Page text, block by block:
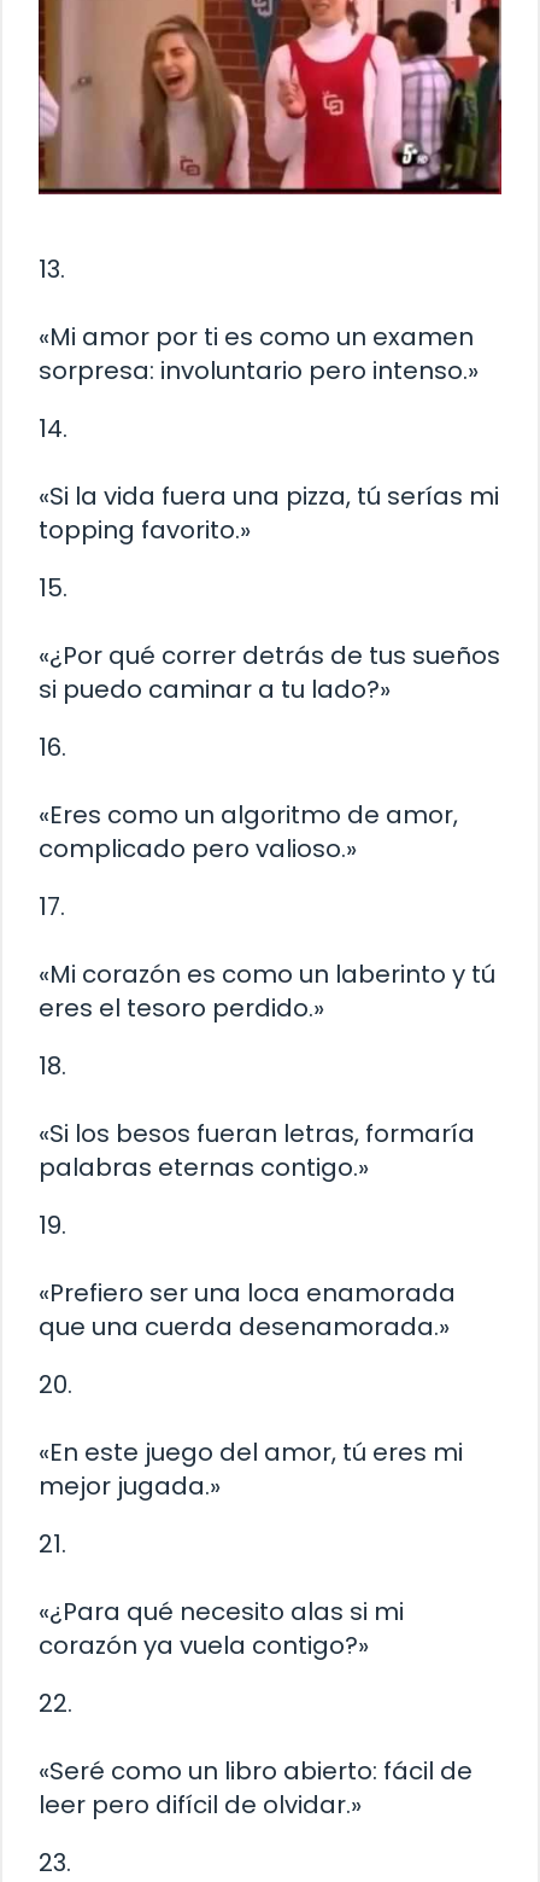
13.
«Mi amor por ti es como un examen
sorpresa: involuntario pero intenso.»
14.
«Si la vida fuera una pizza, tú serías mi
topping favorito.»
15.
«¿Por qué correr detrás de tus sueños
si puedo caminar a tu lado?»
16.
«Eres como un algoritmo de amor,
complicado pero valioso.»
17.
«Mi corazón es como un laberinto y tú
eres el tesoro perdido.»
18.
«Si los besos fueran letras, formaría
palabras eternas contigo.»
19.
«Prefiero ser una loca enamorada
que una cuerda desenamorada.»
20.
«En este juego del amor, tú eres mi
mejor jugada.»
21.
«¿Para qué necesito alas si mi
corazón ya vuela contigo?»
22.
«Seré como un libro abierto: fácil de
leer pero difícil de olvidar.»
23.